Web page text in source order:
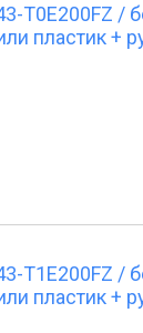
T0E200FZ /
пластик +
T1E200FZ /
пластик +